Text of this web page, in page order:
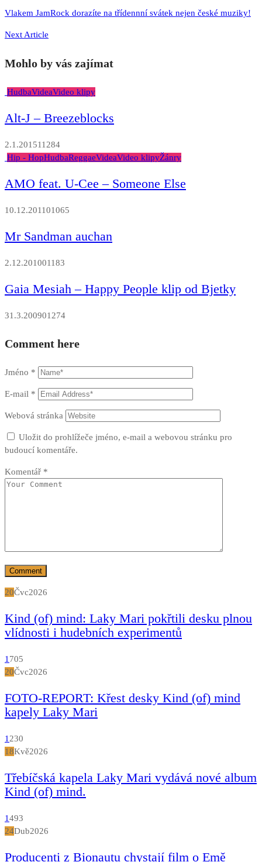
Vlakem JamRock dorazíte na třídennní svátek nejen české muziky!
Next Article
Mohlo by vás zajímat
HudbaVideaVideo klipy
Alt-J – Breezeblocks
2.1.201511284
Hip - HopHudbaReggaeVideaVideo klipyŽánry
AMO feat. U-Cee – Someone Else
10.12.201101065
Mr Sandman auchan
2.12.201001183
Gaia Mesiah – Happy People klip od Bjetky
31.3.200901274
Comment here
Jméno *
E-mail *
Webová stránka
Uložit do prohlížeče jméno, e-mail a webovou stránku pro
budoucí komentáře.
Komentář *
20Čvc2026
Kind (of) mind: Laky Mari pokřtili desku plnou
vlídnosti i hudebních experimentů
1 705
20Čvc2026
FOTO-REPORT: Křest desky Kind (of) mind
kapely Laky Mari
1 230
18Kvě2026
Třebíčská kapela Laky Mari vydává nové album
Kind (of) mind.
1493
24Dub2026
Producenti z Bionautu chystají film o Emě